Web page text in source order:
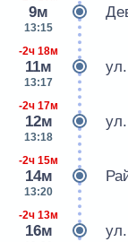
9м
13:15
-2ч 18м
11м
13:17
-2ч 17м
12м
13:18
-2ч 15м
14м
13:20
-2ч 13м
16м